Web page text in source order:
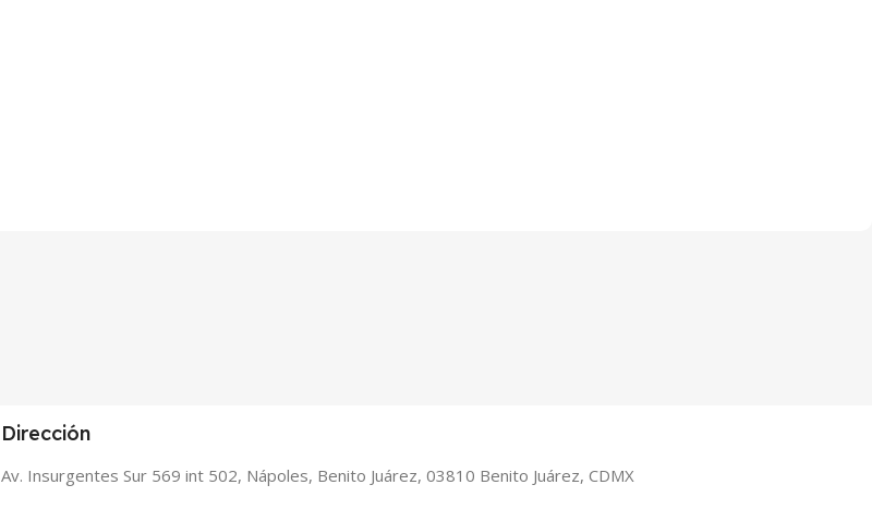
Dirección
Av. Insurgentes Sur 569 int 502, Nápoles, Benito Juárez, 03810 Benito Juárez, CDMX